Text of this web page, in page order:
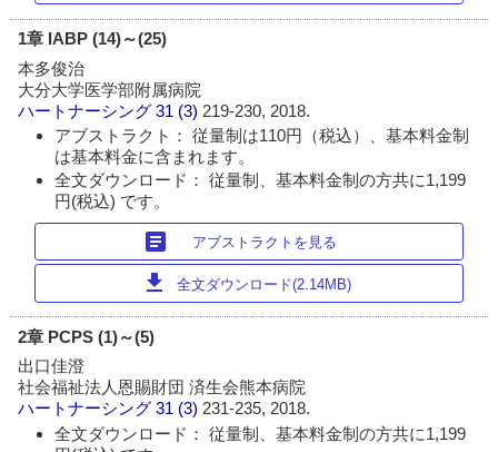
1章 IABP (14)～(25)
本多俊治
大分大学医学部附属病院
ハートナーシング 31 (3) 219-230, 2018.
アブストラクト： 従量制は110円（税込）、基本料金制
は基本料金に含まれます。
全文ダウンロード： 従量制、基本料金制の方共に1,199
円(税込) です。
article アブストラクトを見る
download 全文ダウンロード(2.14MB)
2章 PCPS (1)～(5)
出口佳澄
社会福祉法人恩賜財団 済生会熊本病院
ハートナーシング 31 (3) 231-235, 2018.
全文ダウンロード： 従量制、基本料金制の方共に1,199